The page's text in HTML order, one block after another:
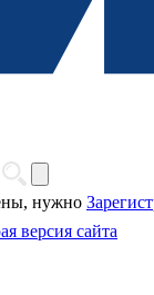
нужно
версия сайта